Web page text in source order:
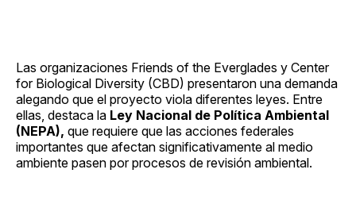
Las organizaciones Friends of the Everglades y Center
for Biological Diversity (CBD) presentaron una demanda
alegando que el proyecto viola diferentes leyes. Entre
ellas, destaca la Ley Nacional de Política Ambiental
(NEPA), que requiere que las acciones federales
importantes que afectan significativamente al medio
ambiente pasen por procesos de revisión ambiental.